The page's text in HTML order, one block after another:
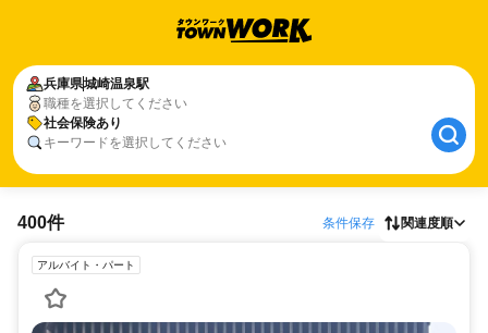
兵庫県城崎温泉駅
職種を選択してください
社会保険あり
キーワードを選択してください
400件 条件保存 関連度順
アルバイト・パート